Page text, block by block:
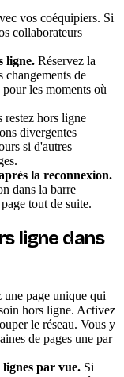
vos coéquipiers. Si
collaborateurs
ligne. Réservez la
changements de
les moments où
restez hors ligne
divergentes
si d'autres
la reconnexion.
dans la barre
tout de suite.
ligne dans
une page unique qui
hors ligne. Activez
le réseau. Vous y
de pages une par
lignes par vue. Si